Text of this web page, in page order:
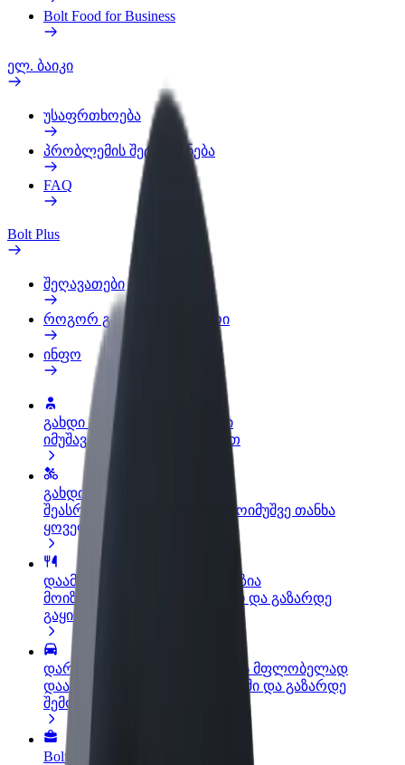
Bolt Food for Business
ელ. ბაიკი
უსაფრთხოება
პრობლემის შეტყობინება
FAQ
Bolt Plus
შეღავათები
როგორ გავხდე გამომწერი
ინფო
გახდი პარტნიორი მძღოლი
იმუშავე საკუთარი გრაფიკით
გახდი კურიერი
შეასრულე შეკვეთები და გამოიმუშვე თანხა
ყოველკვირეულად
დაამატე რესტორანი ან მაღაზია
მოიზიდე მეტი მომხმარებელი და გაზარდე
გაყიდვები
დარეგისტრირდი ავტოპარკის მფლობელად
დაამატე შენი ავტოპარკი Bolt-ში და გაზარდე
შემოსავალი
Bolt ბიზნესისთვის